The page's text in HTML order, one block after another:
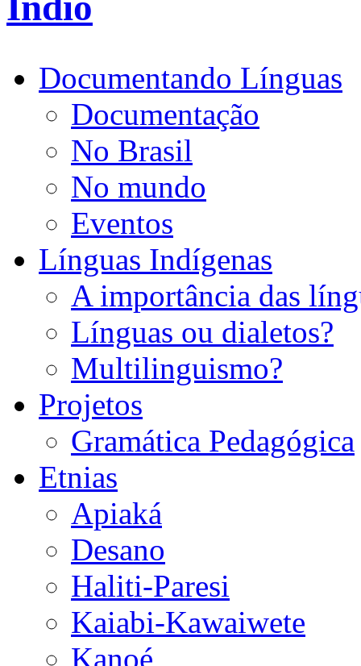
Documentando Línguas
Documentação
No Brasil
No mundo
Eventos
Línguas Indígenas
A importância das
Línguas ou dialetos?
Multilinguismo?
Projetos
Gramática Pedagógica
Etnias
Apiaká
Desano
Haliti-Paresi
Kaiabi-Kawaiwete
Kanoé